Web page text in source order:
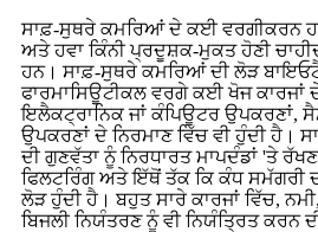
ਸਾਫ਼-ਸੁਥਰੇ ਕਮਰਿਆਂ ਦੇ ਕਈ ਵਰਗੀਕਰਨ
ਅਤੇ ਹਵਾ ਕਿੰਨੀ ਪ੍ਰਦੂਸ਼ਕ-ਮੁਕਤ ਹੋਣੀ
ਹਨ। ਸਾਫ਼-ਸੁਥਰੇ ਕਮਰਿਆਂ ਦੀ ਲੋੜ
ਫਾਰਮਾਸਿਊਟੀਕਲ ਵਰਗੇ ਕਈ ਖੋਜ ਕਾਰਜਾਂ
ਇਲੈਕਟ੍ਰਾਨਿਕ ਜਾਂ ਕੰਪਿਊਟਰ ਉਪਕਰਣਾਂ,
ਉਪਕਰਣਾਂ ਦੇ ਨਿਰਮਾਣ ਵਿੱਚ ਵੀ ਹੁੰਦੀ ਹੈ।
ਦੀ ਗੁਣਵੱਤਾ ਨੂੰ ਨਿਰਧਾਰਤ ਮਾਪਦੰਡਾਂ 'ਤੇ
ਫਿਲਟਰਿੰਗ ਅਤੇ ਇੱਥੋਂ ਤੱਕ ਕਿ ਕੰਧ ਸਮੱਗਰੀ
ਲੋੜ ਹੁੰਦੀ ਹੈ। ਬਹੁਤ ਸਾਰੇ ਕਾਰਜਾਂ ਵਿੱਚ,
ਬਿਜਲੀ ਨਿਯੰਤਰਣ ਨੂੰ ਵੀ ਨਿਯੰਤ੍ਰਿਤ ਕਰਨ